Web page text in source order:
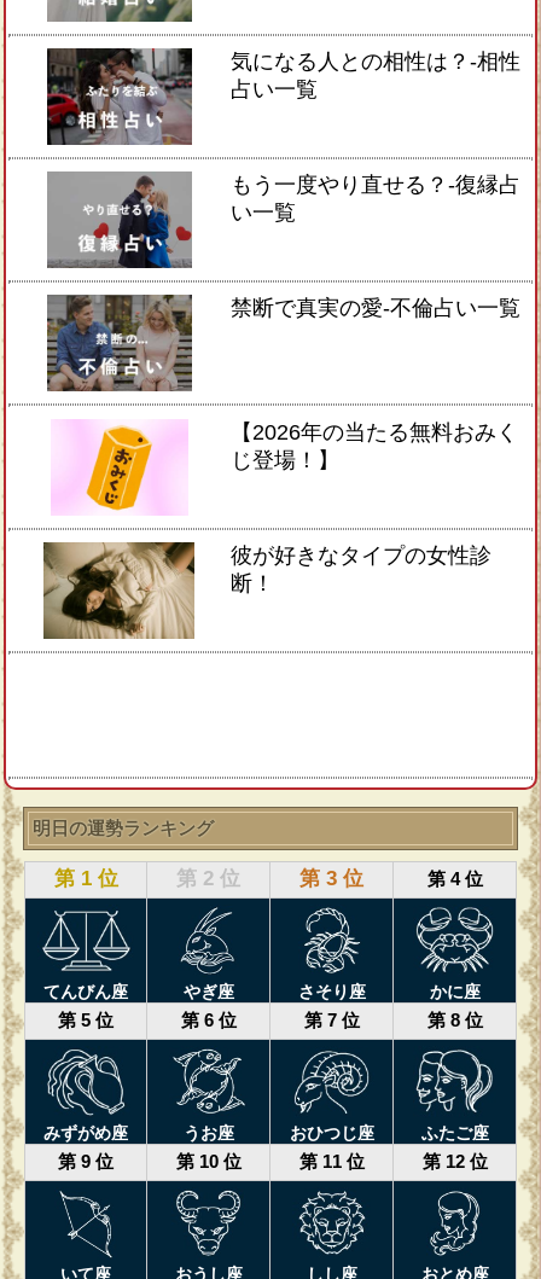
気になる人との相性は？-相性
占い一覧
もう一度やり直せる？-復縁占
い一覧
禁断で真実の愛-不倫占い一覧
【2026年の当たる無料おみく
じ登場！】
彼が好きなタイプの女性診
断！
明日の運勢ランキング
第 1 位 第 2 位 第 3 位 第 4 位
てんびん座 やぎ座 さそり座 かに座
第 5 位 第 6 位 第 7 位 第 8 位
みずがめ座 うお座 おひつじ座 ふたご座
第 9 位 第 10 位 第 11 位 第 12 位
いて座 おうし座 しし座 おとめ座